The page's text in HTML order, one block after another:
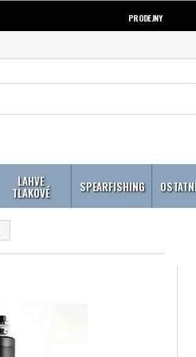
PRODEJNY
LAHVE
TLAKOVÉ SPEARFISHING